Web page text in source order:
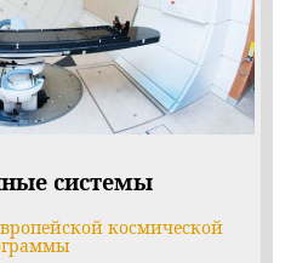
системы
космической